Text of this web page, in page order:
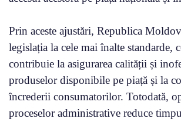
Prin aceste ajustări, Republica
legislația la cele mai înalte standarde,
contribuie la asigurarea calității și
produselor disponibile pe piață și la
încrederii consumatorilor. Totodată,
proceselor administrative reduce